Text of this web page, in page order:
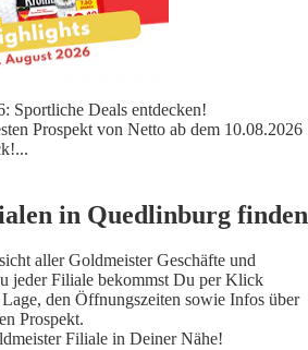
Sportliche Deals entdecken!
Prospekt von Netto ab dem 10.08.2026
...
in Quedlinburg finden
aller Goldmeister Geschäfte und
jeder Filiale bekommst Du per Klick
den Öffnungszeiten sowie Infos über
Prospekt.
Filiale in Deiner Nähe!